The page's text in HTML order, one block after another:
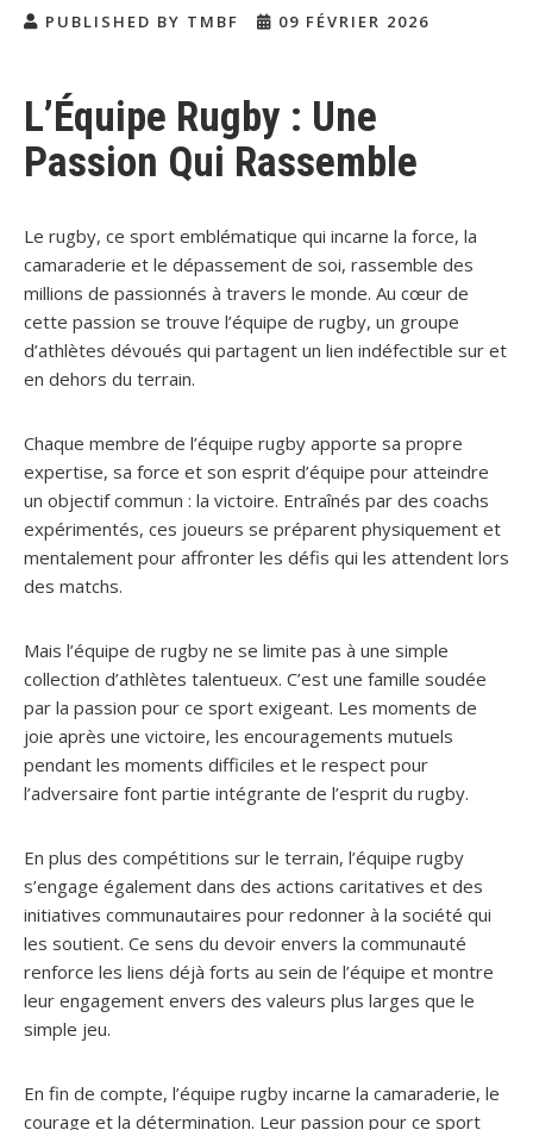
PUBLISHED BY TMBF 09 FÉVRIER 2026
L’Équipe Rugby : Une
Passion Qui Rassemble
Le rugby, ce sport emblématique qui incarne la force, la
camaraderie et le dépassement de soi, rassemble des
millions de passionnés à travers le monde. Au cœur de
cette passion se trouve l’équipe de rugby, un groupe
d’athlètes dévoués qui partagent un lien indéfectible sur et
en dehors du terrain.
Chaque membre de l’équipe rugby apporte sa propre
expertise, sa force et son esprit d’équipe pour atteindre
un objectif commun : la victoire. Entraînés par des coachs
expérimentés, ces joueurs se préparent physiquement et
mentalement pour affronter les défis qui les attendent lors
des matchs.
Mais l’équipe de rugby ne se limite pas à une simple
collection d’athlètes talentueux. C’est une famille soudée
par la passion pour ce sport exigeant. Les moments de
joie après une victoire, les encouragements mutuels
pendant les moments difficiles et le respect pour
l’adversaire font partie intégrante de l’esprit du rugby.
En plus des compétitions sur le terrain, l’équipe rugby
s’engage également dans des actions caritatives et des
initiatives communautaires pour redonner à la société qui
les soutient. Ce sens du devoir envers la communauté
renforce les liens déjà forts au sein de l’équipe et montre
leur engagement envers des valeurs plus larges que le
simple jeu.
En fin de compte, l’équipe rugby incarne la camaraderie, le
courage et la détermination. Leur passion pour ce sport